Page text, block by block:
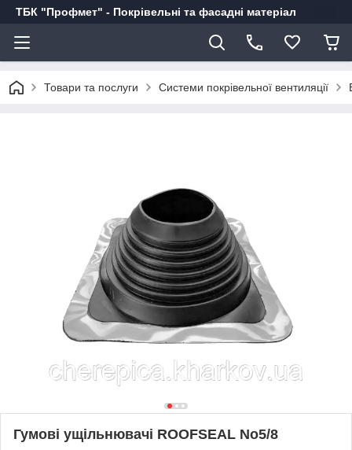
ТБК "Профмет" - Покрівельні та фасадні матеріал
Товари та послуги Системи покрівельної вентиляції
Гумові ущільнювачі ROOFSEAL No5/8